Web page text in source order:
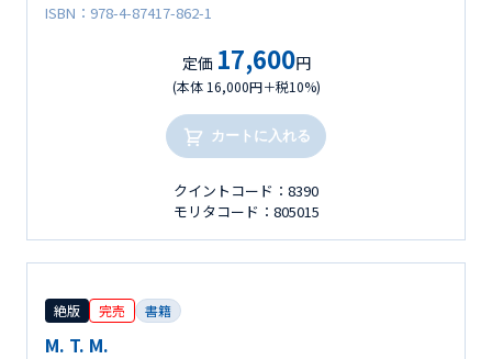
ISBN：978-4-87417-862-1
定価 17,600円
(本体 16,000円＋税10%)
カートに入れる
クイントコード：8390
モリタコード：805015
絶版 完売 書籍
M. T. M.